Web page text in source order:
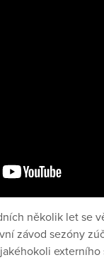
několik let se
závod sezóny